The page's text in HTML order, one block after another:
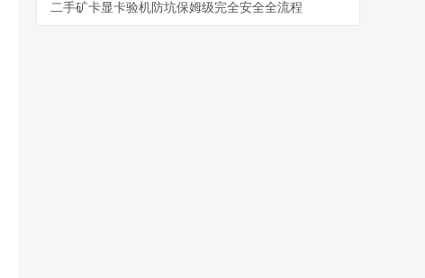
二手矿卡显卡验机防坑保姆级完全安全全流程